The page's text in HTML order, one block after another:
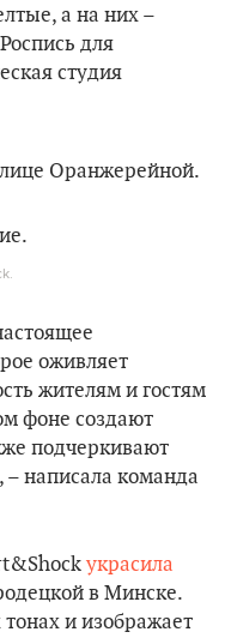
а на них –
для
студия
оживляет
жителям и гостям
фоне создают
подчеркивают
– написала команда
украсила
в Минске.
и изображает